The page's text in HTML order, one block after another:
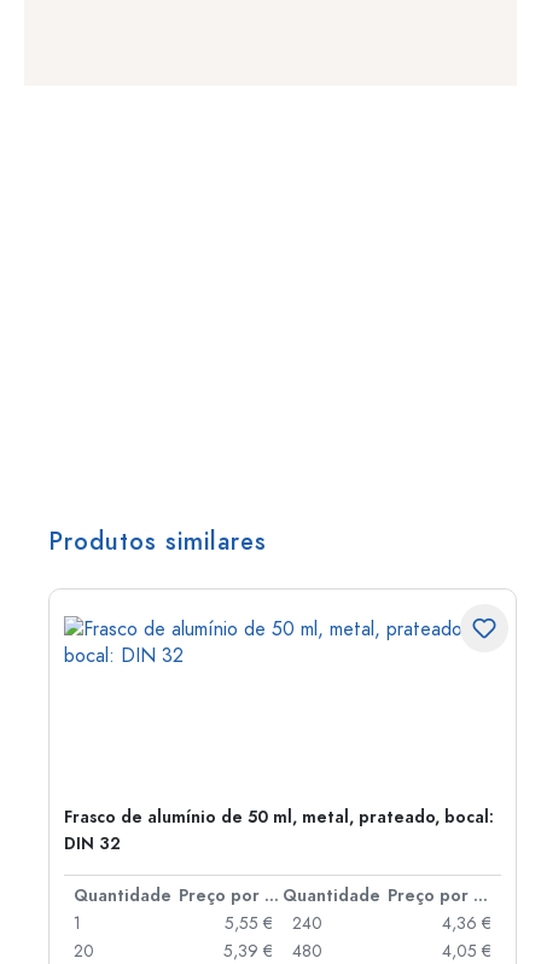
Produtos similares
Frasco de alumínio de 50 ml, metal, prateado, bocal:
DIN 32
Quantidade Preço por peça Quantidade
Preço por peça
1
5,55 €
20
5,39 €
240
4,36 €
480
4,05 €